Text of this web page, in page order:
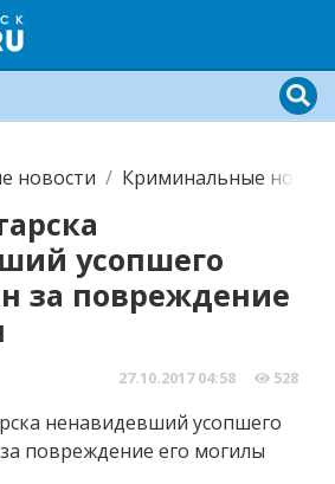
новости Криминальные
усопшего
за повреждение
27.10.2017 04:58 528